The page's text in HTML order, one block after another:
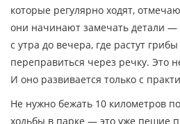
которые регулярно ходят,
они начинают замечать детали —
с утра до вечера, где растут
переправиться через речку. Это
И оно развивается только с
Не нужно бежать 10 километров
ходьбы в парке — это уже пешие